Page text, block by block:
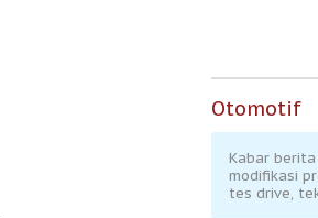
Otomotif
Kabar
modifikasi
tes drive,